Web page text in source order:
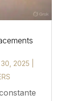
2025